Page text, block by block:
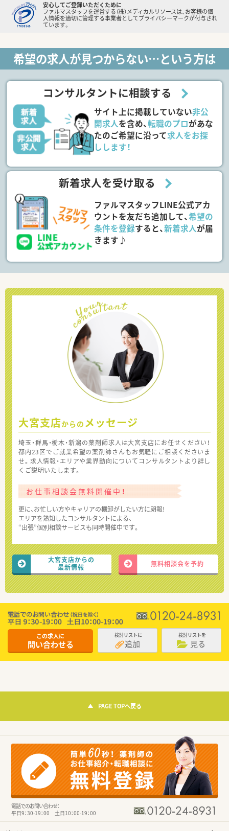
安心してご登録いただくために
ファルマスタッフを運営する（株）メディカルリソースは、お客様の個
人情報を適切に管理する事業者としてプライバシーマークが付与され
ています。
希望の求人が見つからない…という方は
コンサルタントに相談する
サイト上に掲載していない非公
開求人を含め、転職のプロがあな
たのご希望に沿って求人をお探
しします！
新着求人を受け取る
ファルマスタッフLINE公式アカ
ウントを友だち追加して、希望の
条件を登録すると、新着求人が届
きます♪
大宮支店からの メッセージ
埼玉・群馬・栃木・新潟の薬剤師求人は大宮支店にお任せください！
都内23区でご就業希望の薬剤師さんもお気軽にご相談くださいま
せ。求人情報・エリアや業界動向についてコンサルタントより詳し
くご説明いたします。
お仕事相談会無料開催中！
更に、お忙しい方やキャリアの棚卸がしたい方に朗報!
エリアを熟知したコンサルタントによる、
“出張”個別相談サービスも同時開催中です。
大宮支店からの
最新情報
無料相談会を予約
この求人に
問い合わせる
検討リストに
追加
検討リストを
見る
PAGE TOPへ戻る
電話でのお問い合わせ：
平日9：30-19：00 土日10：00-19：00